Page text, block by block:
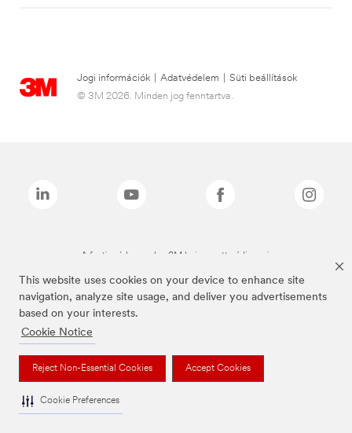
This website uses cookies on your device to enhance site
navigation, analyze site usage, and deliver you advertisements
based on your interests.
Cookie Notice
Reject Non-Essential Cookies Accept Cookies
Cookie Preferences
Jogi információk Adatvédelem
Süti beállítások
© 3M 2026. Minden jog fenntartva.
A fenti márkanevek a 3M bejegyzett védjegyei.